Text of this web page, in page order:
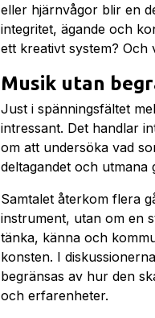
eller hjärnvågor blir en
integritet, ägande och
ett kreativt system?
Musik utan
Just i spänningsfältet
intressant. Det handlar
om att undersöka vad
deltagandet och utmana
Samtalet återkom flera
instrument, utan om en
tänka, känna och
konsten. I
begränsas av hur den
och erfarenheter.